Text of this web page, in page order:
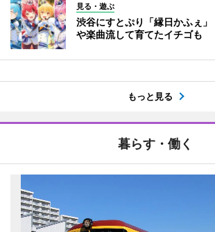
見る・遊ぶ
渋谷にすとぷり「縁日かふぇ
や楽曲流して育てたイチゴも
もっと見る
暮らす・働く